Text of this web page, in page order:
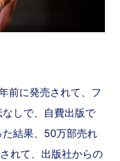
前に発売されて、フ
しで、自費出版で
結果、50万部売れ
れて、出版社からの